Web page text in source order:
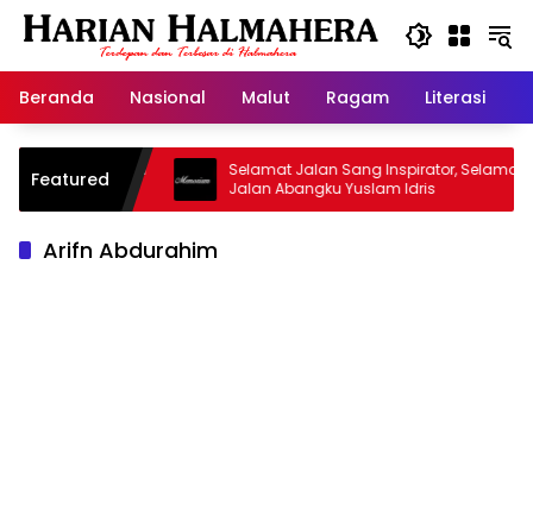
Langsung
Beranda
Nasional Malut Ragam Literasi
Featured
Warisan
Selamat Jalan Sang Inspirator, Selamat
Jalan Abangku Yuslam Idris
Arifn Abdurahim